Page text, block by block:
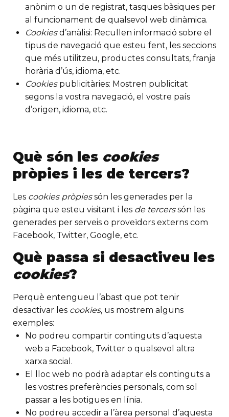
anònim o un de registrat, tasques bàsiques per
al funcionament de qualsevol web dinàmica.
Cookiesd’anàlisi: Recullen informació sobre el
tipus de navegació que esteu fent, les seccions
que més utilitzeu, productes consultats, franja
horària d’ús, idioma, etc.
Cookiespublicitàries: Mostren publicitat
segons la vostra navegació, el vostre país
d’origen, idioma, etc.
Què són les cookies
pròpies i les de tercers?
Les cookies pròpiessón les generades per la
pàgina que esteu visitant i les de tercerssón les
generades per serveis o proveïdors externs com
Facebook, Twitter, Google, etc.
Què passa si desactiveu les
cookies?
Perquè entengueu l’abast que pot tenir
desactivar les cookies, us mostrem alguns
exemples:
No podreu compartir continguts d’aquesta
web a Facebook, Twitter o qualsevol altra
xarxa social.
El lloc web no podrà adaptar els continguts a
les vostres preferències personals, com sol
passar a les botigues en línia.
No podreu accedir a l’àrea personal d’aquesta